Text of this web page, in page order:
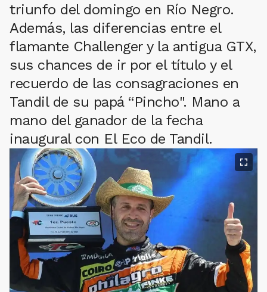
triunfo del domingo en Río Negro.
Además, las diferencias entre el
flamante Challenger y la antigua GTX,
sus chances de ir por el título y el
recuerdo de las consagraciones en
Tandil de su papá “Pincho". Mano a
mano del ganador de la fecha
inaugural con El Eco de Tandil.